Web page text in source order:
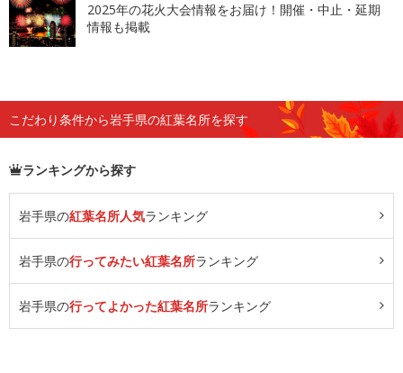
2025年の花火大会情報をお届け！開催・中止・延期
情報も掲載
こだわり条件から岩手県の紅葉名所を探す
ランキングから探す
岩手県の紅葉名所人気ランキング
岩手県の行ってみたい紅葉名所ランキング
岩手県の行ってよかった紅葉名所ランキング